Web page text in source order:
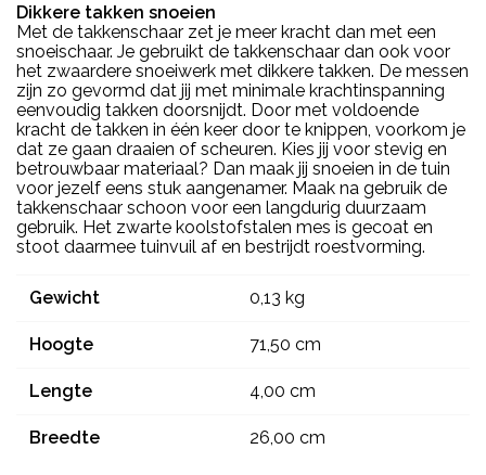
Dikkere takken snoeien
Met de takkenschaar zet je meer kracht dan met een
snoeischaar. Je gebruikt de takkenschaar dan ook voor
het zwaardere snoeiwerk met dikkere takken. De messen
zijn zo gevormd dat jij met minimale krachtinspanning
eenvoudig takken doorsnijdt. Door met voldoende
kracht de takken in één keer door te knippen, voorkom je
dat ze gaan draaien of scheuren. Kies jij voor stevig en
betrouwbaar materiaal? Dan maak jij snoeien in de tuin
voor jezelf eens stuk aangenamer. Maak na gebruik de
takkenschaar schoon voor een langdurig duurzaam
gebruik. Het zwarte koolstofstalen mes is gecoat en
stoot daarmee tuinvuil af en bestrijdt roestvorming.
Gewicht 0,13 kg
Hoogte 71,50 cm
Lengte 4,00 cm
Breedte 26,00 cm